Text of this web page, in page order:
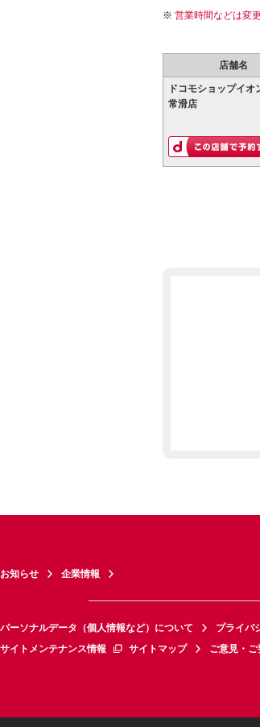
営業時間などは変
店舗名
ドコモショップイオ
常滑店
お知らせ 企業情報
パーソナルデータ（個人情報など）について プライバ
サイトメンテナンス情報
サイトマップ ご意見・ご